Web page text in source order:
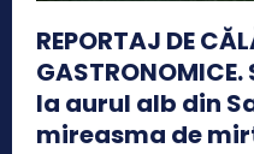
REPORTAJ DE
la aurul alb din
mireasma de